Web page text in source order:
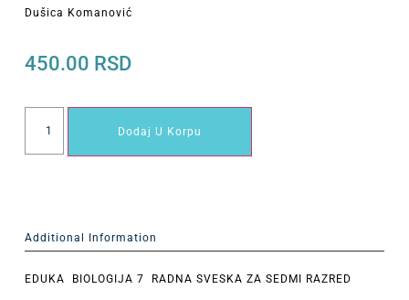
Dušica Komanović
450.00 RSD
Dodaj U Korpu
Additional Information
EDUKA BIOLOGIJA 7 RADNA SVESKA ZA SEDMI RAZRED